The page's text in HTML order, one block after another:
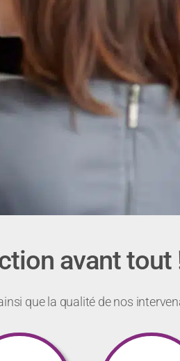
avant tout
que la qualité de nos